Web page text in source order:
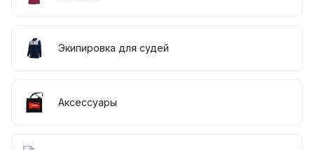
Экипировка для судей
Аксессуары